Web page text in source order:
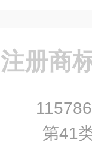
注册商
第41